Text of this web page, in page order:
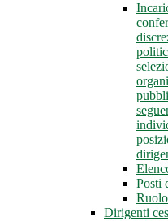
Posti
Dirigenti